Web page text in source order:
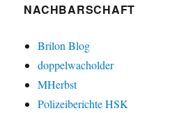
NACHBARSCHAFT
Brilon Blog
doppelwacholder
MHerbst
Polizeiberichte HSK